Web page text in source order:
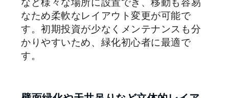
など様々な場所に設置でき、移動も容易
なため柔軟なレイアウト変更が可能で
す。初期投資が少なくメンテナンスも分
かりやすいため、緑化初心者に最適で
す。